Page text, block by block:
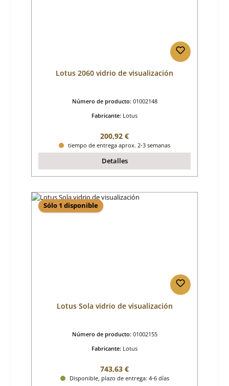
Lotus 2060 vidrio de visualización
Número de producto: 01002148
Fabricante: Lotus
Precio normal:
200,92 €
tiempo de entrega aprox. 2-3 semanas
Detalles
Sólo 1 disponible
Lotus Sola vidrio de visualización
Número de producto: 01002155
Fabricante: Lotus
Precio normal:
743,63 €
Disponible, plazo de entrega: 4-6 días